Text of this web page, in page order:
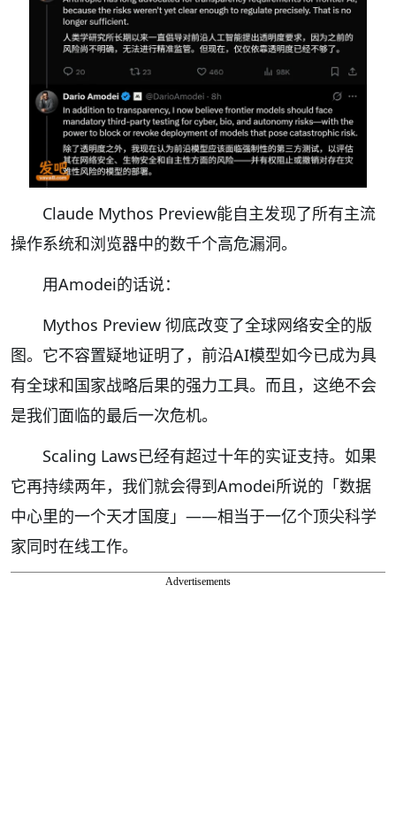
Claude Mythos Preview能自主发现了所有主流
操作系统和浏览器中的数千个高危漏洞。
用Amodei的话说：
Mythos Preview 彻底改变了全球网络安全的版
图。它不容置疑地证明了，前沿AI模型如今已成为具
有全球和国家战略后果的强力工具。而且，这绝不会
是我们面临的最后一次危机。
Scaling Laws已经有超过十年的实证支持。如果
它再持续两年，我们就会得到Amodei所说的「数据
中心里的一个天才国度」——相当于一亿个顶尖科学
家同时在线工作。
Advertisements